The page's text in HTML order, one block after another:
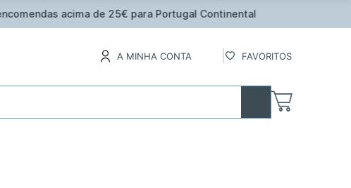
Continental
A MINHA CONTA FAVORITOS